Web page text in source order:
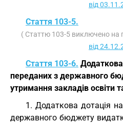
від
Стаття 103-5.
( Статтю 103-5 виключено на
від
Стаття 103-6. Додаткова
переданих з державного
утримання закладів освіти
1. Додаткова дотація
державного бюджету